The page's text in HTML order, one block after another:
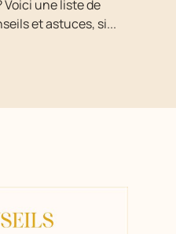
Voici une liste de
et astuces, si...